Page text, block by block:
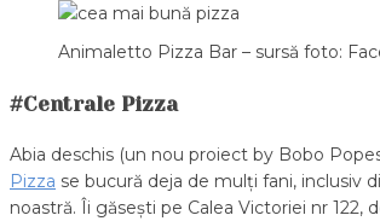
Animaletto Pizza Bar – sursă foto:
#Centrale Pizza
Abia deschis (un nou proiect by Bobo
Pizza se bucură deja de mulți fani, inclusiv
noastră. Îi găsești pe Calea Victoriei nr 122,